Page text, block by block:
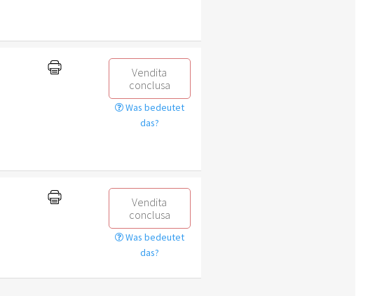
Vendita
conclusa
Was bedeutet
das?
Vendita
conclusa
Was bedeutet
das?